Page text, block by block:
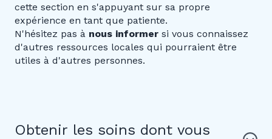
cette section en s'appuyant sur sa propre
expérience en tant que patiente.
N'hésitez pas à nous informer si vous connaissez
d'autres ressources locales qui pourraient être
utiles à d'autres personnes.
Obtenir les soins dont vous